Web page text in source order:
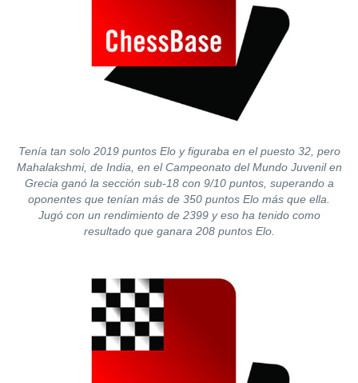
Tenía tan solo 2019 puntos Elo y figuraba en el puesto 32, pero
Mahalakshmi, de India, en el Campeonato del Mundo Juvenil en
Grecia ganó la sección sub-18 con 9/10 puntos, superando a
oponentes que tenían más de 350 puntos Elo más que ella.
Jugó con un rendimiento de 2399 y eso ha tenido como
resultado que ganara 208 puntos Elo.